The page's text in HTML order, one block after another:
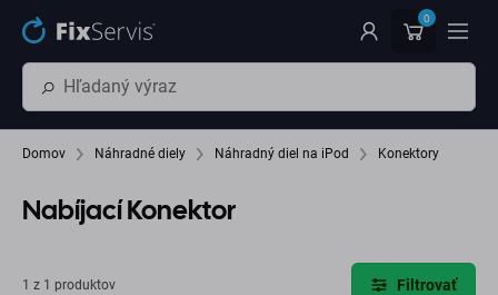
Preskočiť na hlavný obsah 0
Domov Náhradné diely Náhradný diel na iPod Konektory
Nabíjací Konektor
1 z 1 produktov Filtrovať